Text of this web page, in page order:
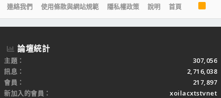
連絡我們
使用條款與網站規範 隱私權政策 說明 首頁
R
S
S
論壇統計
主題
307,056
訊息
2,716,038
會員
217,897
新加入的會員
xoilacxtstvnet